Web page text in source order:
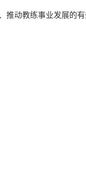
动教练事业发展的有